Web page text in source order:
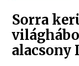
Sorra
alacsony